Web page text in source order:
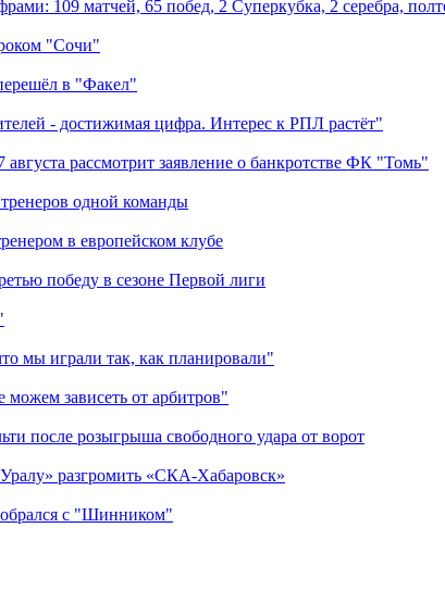
109 матчей, 65 побед, 2 Суперкубка, 2 серебра,
"Сочи"
в "Факел"
- достижимая цифра. Интерес к РПЛ растёт"
рассмотрит заявление о банкротстве ФК "Томь"
одной команды
в европейском клубе
победу в сезоне Первой лиги
мы играли так, как планировали"
зависеть от арбитров"
после розыгрыша свободного удара от ворот
разгромить «СКА-Хабаровск»
с "Шинником"